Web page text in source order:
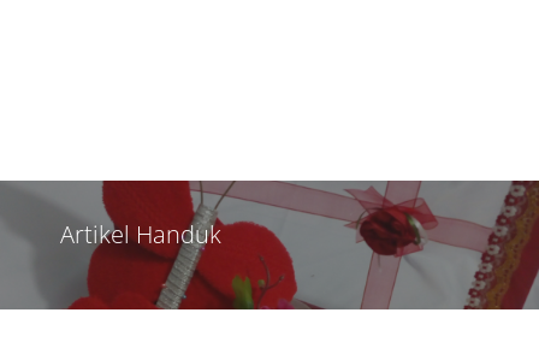
Artikel Handuk